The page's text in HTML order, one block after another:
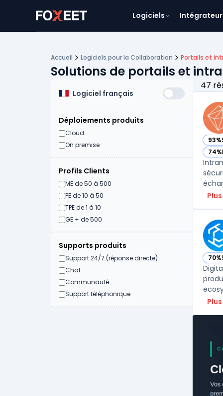
Logiciels
Accueil Logiciels pour la Collaboration Portails et
Solutions de portails et
Logiciel français
Déploiements produits
Cloud
On premise
Profils Clients
ME de 50 à 500
PE de 10 à 50
TPE de 1 à 10
GE + de 500
Supports produits
Support 24/7 (réponse directe)
Chat
Communauté
Support téléphonique
47
93%
—
74%
—
70%
—